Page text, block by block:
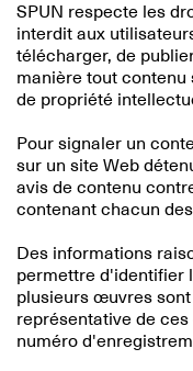
SPUN respecte les
interdit aux
télécharger, de
manière tout
de propriété
Pour signaler un
sur un site Web
avis de contenu
contenant chacun
Des informations
permettre d'identifier
plusieurs œuvres
représentative de
numéro